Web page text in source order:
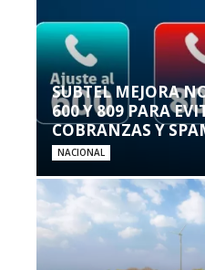
SUBTEL MEJORA
600 Y 809 PARA
COBRANZAS Y
NACIONAL